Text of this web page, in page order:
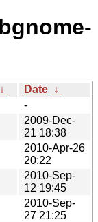
↓ Date ↓
-
2009-Dec-
21 18:38
2010-Apr-26
20:22
2010-Sep-
12 19:45
2010-Sep-
27 21:25